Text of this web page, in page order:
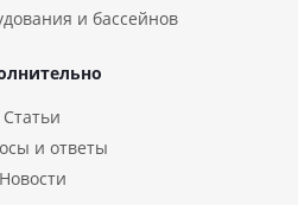
и бассейнов
Статьи
и ответы
Новости